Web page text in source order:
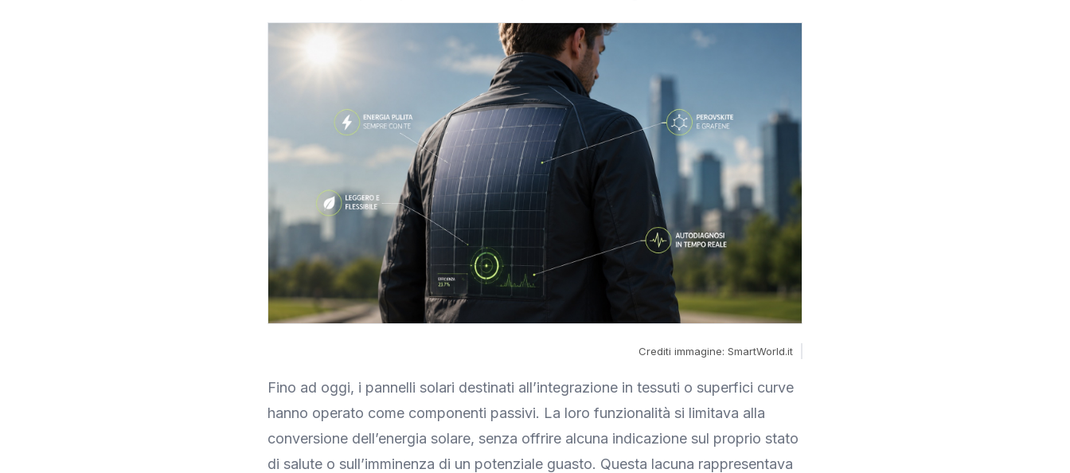
Crediti immagine: SmartWorld.it
Fino ad oggi, i pannelli solari destinati all’integrazione in tessuti o superfici curve
hanno operato come componenti passivi. La loro funzionalità si limitava alla
conversione dell’energia solare, senza offrire alcuna indicazione sul proprio stato
di salute o sull’imminenza di un potenziale guasto. Questa lacuna rappresentava